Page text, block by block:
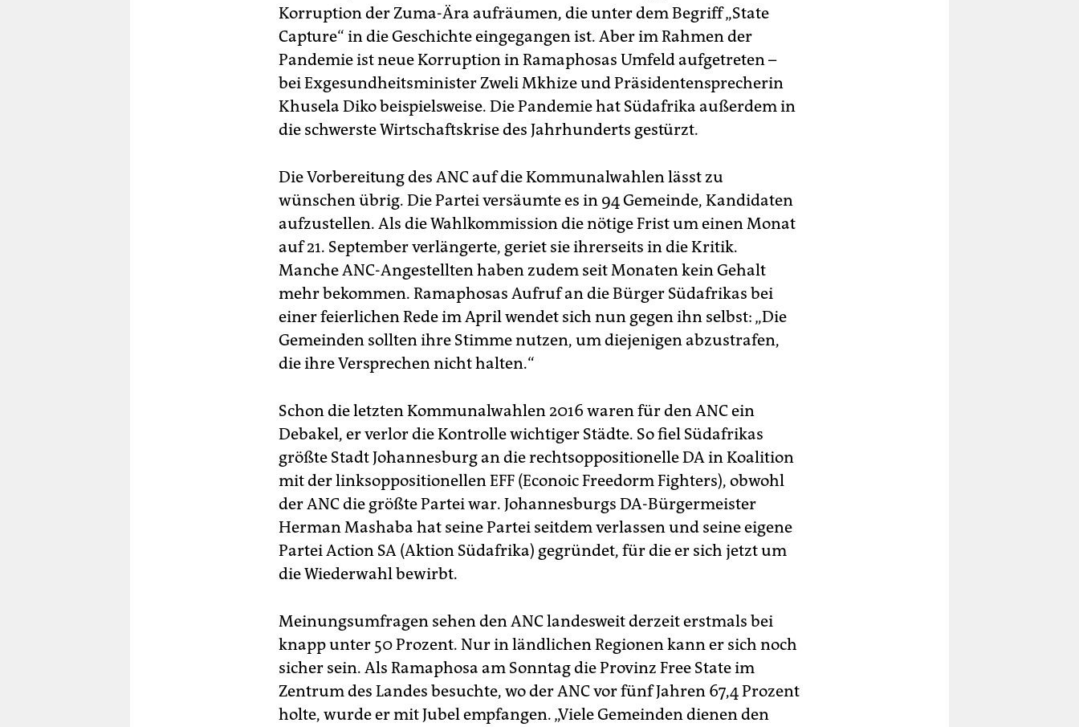
Korruption der Zuma-Ära aufräumen, die unter dem Begriff „State
Capture“ in die Geschichte eingegangen ist. Aber im Rahmen der
Pandemie ist neue Korruption in Ramaphosas Umfeld aufgetreten –
bei Exgesundheitsminister Zweli Mkhize und Präsidentensprecherin
Khusela Diko beispielsweise. Die Pandemie hat Südafrika außerdem in
die schwerste Wirtschaftskrise des Jahrhunderts gestürzt.
Die Vorbereitung des ANC auf die Kommunalwahlen lässt zu
wünschen übrig. Die Partei versäumte es in 94 Gemeinde, Kandidaten
aufzustellen. Als die Wahlkommission die nötige Frist um einen Monat
auf 21. September verlängerte, geriet sie ihrerseits in die Kritik.
Manche ANC-Angestellten haben zudem seit Monaten kein Gehalt
mehr bekommen. Ramaphosas Aufruf an die Bürger Südafrikas bei
einer feierlichen Rede im April wendet sich nun gegen ihn selbst: „Die
Gemeinden sollten ihre Stimme nutzen, um diejenigen abzustrafen,
die ihre Versprechen nicht halten.“
Schon die letzten Kommunalwahlen 2016 waren für den ANC ein
Debakel, er verlor die Kontrolle wichtiger Städte. So fiel Südafrikas
größte Stadt Johannesburg an die rechtsoppositionelle DA in Koalition
mit der linksoppositionellen EFF (Econoic Freedorm Fighters), obwohl
der ANC die größte Partei war. Johannesburgs DA-Bürgermeister
Herman Mashaba hat seine Partei seitdem verlassen und seine eigene
Partei Action SA (Aktion Südafrika) gegründet, für die er sich jetzt um
die Wiederwahl bewirbt.
Meinungsumfragen sehen den ANC landesweit derzeit erstmals bei
knapp unter 50 Prozent. Nur in ländlichen Regionen kann er sich noch
sicher sein. Als Ramaphosa am Sonntag die Provinz Free State im
Zentrum des Landes besuchte, wo der ANC vor fünf Jahren 67,4 Prozent
holte, wurde er mit Jubel empfangen. „Viele Gemeinden dienen den